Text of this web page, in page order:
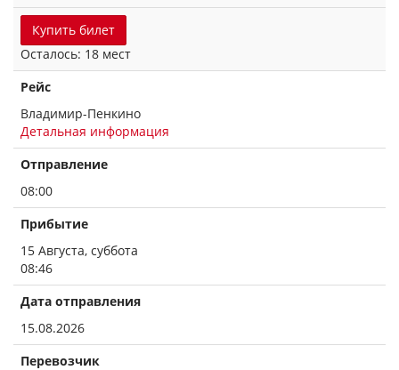
Купить билет
Осталось: 18 мест
Рейс
Владимир-Пенкино
Детальная информация
Отправление
08:00
Прибытие
15 Августа, суббота
08:46
Дата отправления
15.08.2026
Перевозчик